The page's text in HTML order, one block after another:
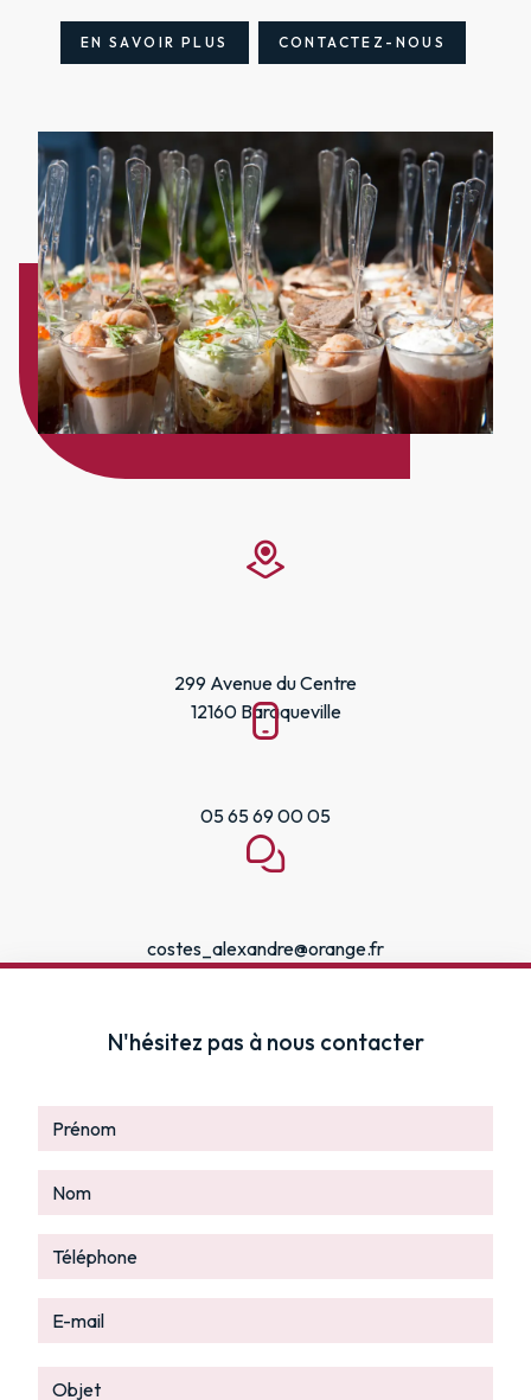
EN SAVOIR PLUS CONTACTEZ-NOUS
299 Avenue du Centre
12160 Baraqueville
05 65 69 00 05
costes_alexandre@orange.fr
N'hésitez pas à nous contacter